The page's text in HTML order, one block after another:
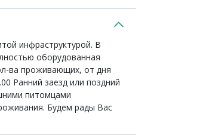
инфраструктурой. В
оборудованная
ва проживающих, от дня
Ранний заезд или поздний
питомцами
Будем рады Вас